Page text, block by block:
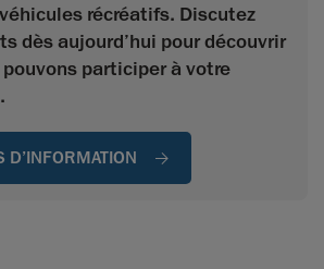
récréatifs. Discutez
dès aujourd’hui pour découvrir
participer à votre
D’INFORMATION